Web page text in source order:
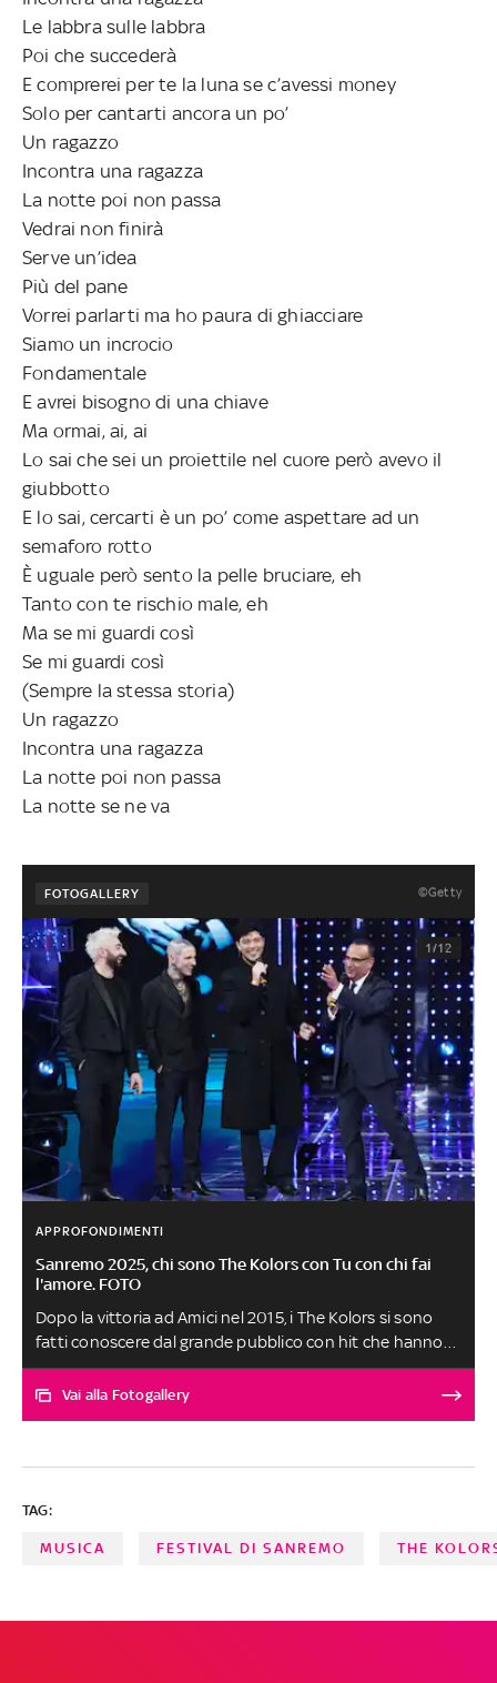
Le labbra sulle labbra
Poi che succederà
E comprerei per te la luna se c’avessi money
Solo per cantarti ancora un po’
Un ragazzo
Incontra una ragazza
La notte poi non passa
Vedrai non finirà
Serve un’idea
Più del pane
Vorrei parlarti ma ho paura di ghiacciare
Siamo un incrocio
Fondamentale
E avrei bisogno di una chiave
Ma ormai, ai, ai
Lo sai che sei un proiettile nel cuore però avevo il
giubbotto
E lo sai, cercarti è un po’ come aspettare ad un
semaforo rotto
È uguale però sento la pelle bruciare, eh
Tanto con te rischio male, eh
Ma se mi guardi così
Se mi guardi così
(Sempre la stessa storia)
Un ragazzo
Incontra una ragazza
La notte poi non passa
La notte se ne va
FOTOGALLERY ©Getty
1/12
APPROFONDIMENTI
Sanremo 2025, chi sono The Kolors con Tu con chi fai
l'amore. FOTO
Dopo la vittoria ad Amici nel 2015, i The Kolors si sono
fatti conoscere dal grande pubblico con hit che hanno
fatto ballare l'Italia intera. La band torna ora sul palco
dell'Ariston dopo le due precedenti partecipazioni,
Vai alla Fotogallery
TAG:
MUSICA FESTIVAL DI SANREMO THE